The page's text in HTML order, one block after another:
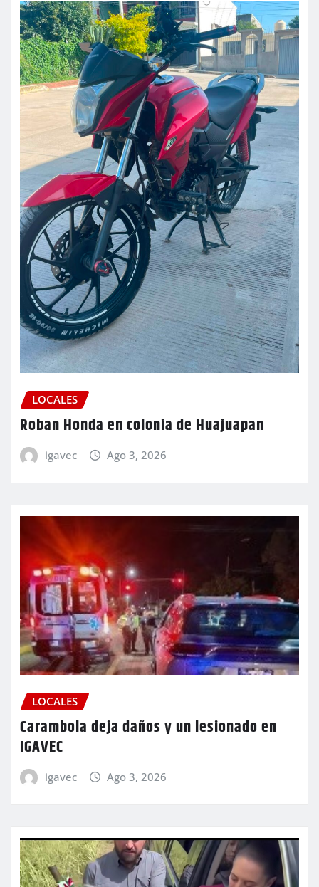
LOCALES
Roban Honda en colonia de Huajuapan
igavec Ago 3, 2026
LOCALES
Carambola deja daños y un lesionado en
IGAVEC
igavec Ago 3, 2026